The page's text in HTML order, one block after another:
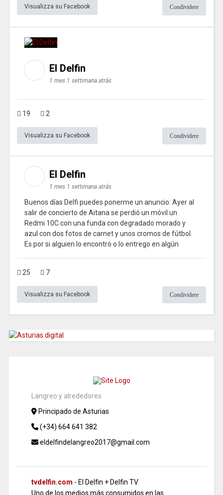
Visualizza su Facebook Condividere
El Delfin
1 mes 1 settimana atrás
19 2
Visualizza su Facebook Condividere
El Delfin
1 mes 1 settimana atrás
Buenos días Delfi puedes ponerme un anuncio: Ayer al
salir de concierto de Aitana se perdió un móvil un
Redmi 10C con una funda con degradado morado y
azul con dos fotos de carnet y unos cromos de fútbol.
Es por si alguien lo encontró o lo entrego en algún
25 7
Visualizza su Facebook Condividere
Langreo y alrededores
Principado de Asturias
(+34) 664 641 382
eldelfindelangreo2017@gmail.com
tvdelfin.com - El Delfin + Delfin TV
Uno de los medios más consumidos en las